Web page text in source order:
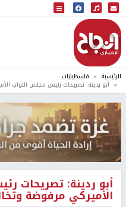
البث المباشر
إذاعة النجاح
الرئيسية فلسطينيات
أبو ردينة: تصريحات رئيس مجلس النواب
أبو ردينة: تصريحات
الأميركي مرفوضة